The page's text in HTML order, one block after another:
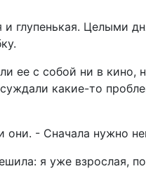
глупенькая. Целыми
ее с собой ни в кино,
какие-то
они. - Сначала нужно
я уже взрослая,